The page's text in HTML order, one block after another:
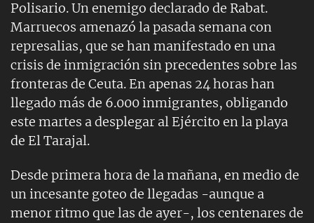
Polisario. Un enemigo declarado de Rabat.
Marruecos amenazó la pasada semana con
represalias, que se han manifestado en una
crisis de inmigración sin precedentes sobre las
fronteras de Ceuta. En apenas 24 horas han
llegado más de 6.000 inmigrantes, obligando
este martes a desplegar al Ejército en la playa
de El Tarajal.
Desde primera hora de la mañana, en medio de
un incesante goteo de llegadas -aunque a
menor ritmo que las de ayer-, los centenares de